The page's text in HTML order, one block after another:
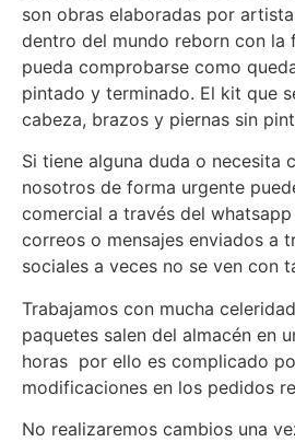
son obras elaboradas por
dentro del mundo reborn con la
pueda comprobarse como
pintado y terminado. El kit que
cabeza, brazos y piernas sin
Si tiene alguna duda o necesita
nosotros de forma urgente
comercial a través del whatsapp
correos o mensajes enviados a
sociales a veces no se ven con
Trabajamos con mucha
paquetes salen del almacén en
horas por ello es complicado
modificaciones en los pedidos
No realizaremos cambios una